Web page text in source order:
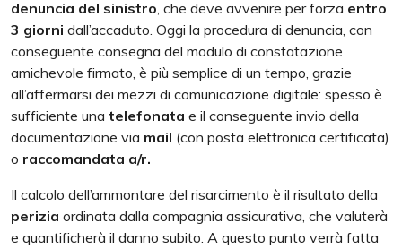
denuncia del sinistro, che deve avvenire per forza entro
3 giorni dall’accaduto. Oggi la procedura di denuncia, con
conseguente consegna del modulo di constatazione
amichevole firmato, è più semplice di un tempo, grazie
all’affermarsi dei mezzi di comunicazione digitale: spesso è
sufficiente una telefonata e il conseguente invio della
documentazione via mail (con posta elettronica certificata)
o raccomandata a/r.
Il calcolo dell’ammontare del risarcimento è il risultato della
perizia ordinata dalla compagnia assicurativa, che valuterà
e quantificherà il danno subito. A questo punto verrà fatta